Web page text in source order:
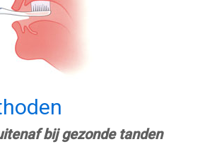
bij gezonde tanden